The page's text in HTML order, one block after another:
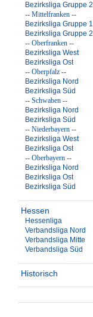
Bezirksliga Gruppe 2
-- Mittelfranken --
Bezirksliga Gruppe 1
Bezirksliga Gruppe 2
-- Oberfranken --
Bezirksliga West
Bezirksliga Ost
-- Oberpfalz --
Bezirksliga Nord
Bezirksliga Süd
-- Schwaben --
Bezirksliga Nord
Bezirksliga Süd
-- Niederbayern --
Bezirksliga West
Bezirksliga Ost
-- Oberbayern --
Bezirksliga Nord
Bezirksliga Ost
Bezirksliga Süd
Hessen
Hessenliga
Verbandsliga Nord
Verbandsliga Mitte
Verbandsliga Süd
Historisch